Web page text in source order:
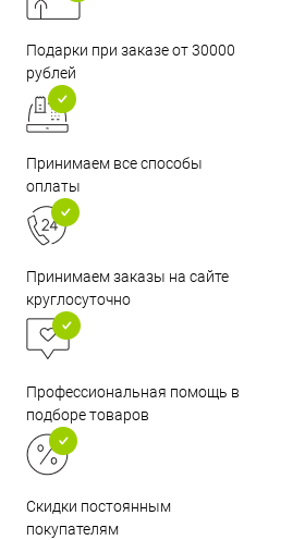
Подарки при заказе от 30000
рублей
Принимаем все способы
оплаты
Принимаем заказы на сайте
круглосуточно
Профессиональная помощь в
подборе товаров
Скидки постоянным
покупателям